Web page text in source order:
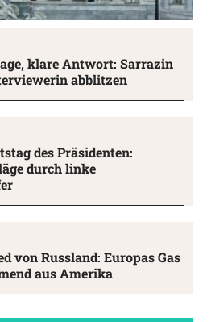
klare Antwort: Sarrazin
abblitzen
des Präsidenten:
durch linke
von Russland: Europas Gas
aus Amerika